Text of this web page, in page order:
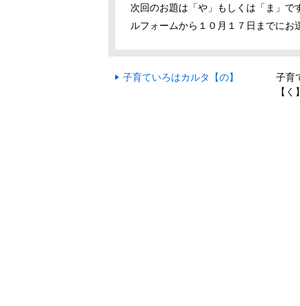
次回のお題は「や」もしくは「ま」
ルフォームから１０月１７日までにお
子育ていろはカルタ【の】
子育
【く】